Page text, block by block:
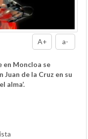
A+ a-
en Moncloa se
de la Cruz en su
alma’.